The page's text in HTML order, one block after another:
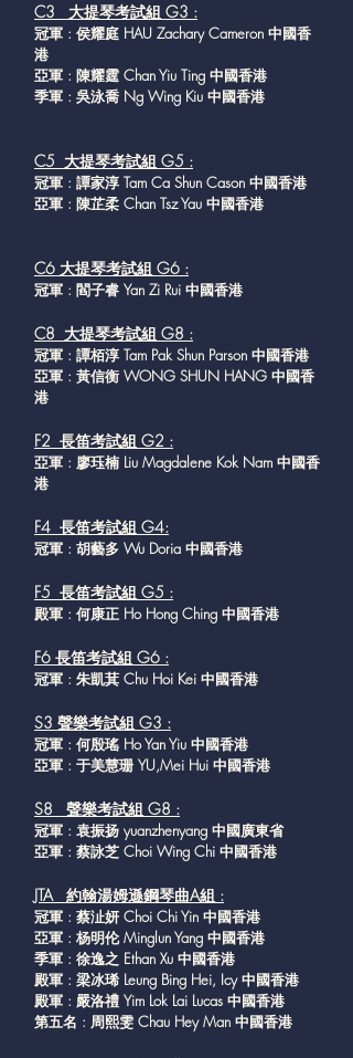
C3 大提琴考試組 G3 :
冠軍 : 侯耀庭 HAU Zachary Cameron 中國香
港
亞軍 : 陳耀霆 Chan Yiu Ting 中國香港
季軍 : 吳泳喬 Ng Wing Kiu 中國香港
C5 大提琴考試組 G5 :
冠軍 : 譚家淳 Tam Ca Shun Cason 中國香港
亞軍 : 陳芷柔 Chan Tsz Yau 中國香港
C6 大提琴考試組 G6 :
冠軍 : 閻子睿 Yan Zi Rui 中國香港
C8 大提琴考試組 G8 :
冠軍 : 譚栢淳 Tam Pak Shun Parson 中國香港
亞軍 : 黃信衡 WONG SHUN HANG 中國香
港
F2 長笛考試組 G2 :
亞軍 : 廖珏楠 Liu Magdalene Kok Nam 中國香
港
F4 長笛考試組 G4:
冠軍 : 胡藝多 Wu Doria 中國香港
F5 長笛考試組 G5 :
殿軍 : 何康正 Ho Hong Ching 中國香港
F6 長笛考試組 G6 :
冠軍 : 朱凱萁 Chu Hoi Kei 中國香港
S3 聲樂考試組 G3 :
冠軍 : 何殷瑤 Ho Yan Yiu 中國香港
亞軍 : 于美慧珊 YU,Mei Hui 中國香港
S8 聲樂考試組 G8 :
冠軍 : 袁振扬 yuanzhenyang 中國廣東省
亞軍 : 蔡詠芝 Choi Wing Chi 中國香港
JTA 約翰湯姆遜鋼琴曲A組 :
冠軍 : 蔡沚妍 Choi Chi Yin 中國香港
亞軍 : 杨明伦 Minglun Yang 中國香港
季軍 : 徐逸之 Ethan Xu 中國香港
殿軍 : 梁冰琋 Leung Bing Hei, Icy 中國香港
殿軍 : 嚴洛禮 Yim Lok Lai Lucas 中國香港
第五名 : 周熙雯 Chau Hey Man 中國香港